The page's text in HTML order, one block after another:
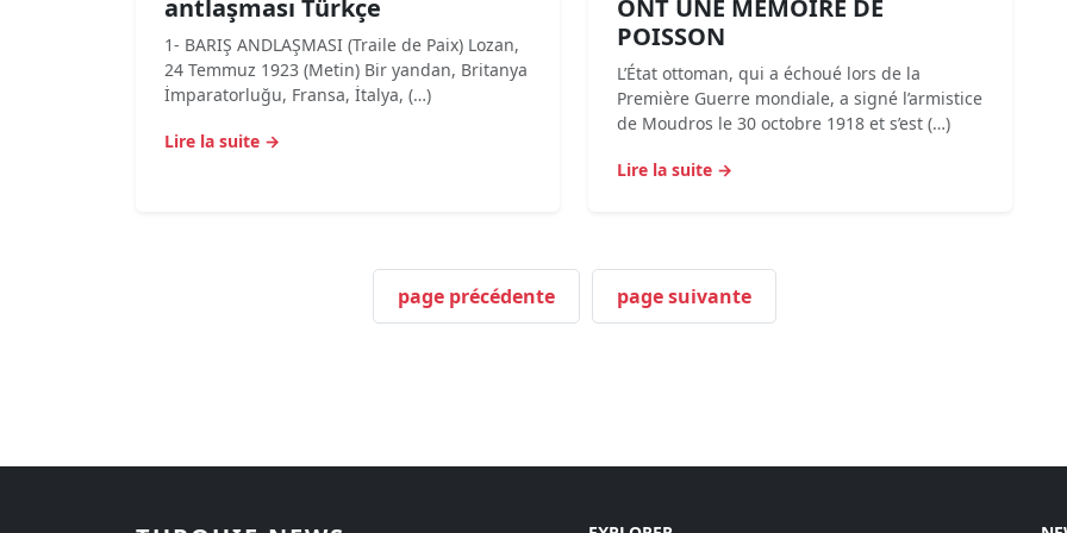
antlaşması Türkçe
1- BARIŞ ANDLAŞMASI (Traile de Paix) Lozan,
24 Temmuz 1923 (Metin) Bir yandan, Britanya
İmparatorluğu, Fransa, İtalya, (…)
Lire la suite →
ONT UNE MÉMOIRE DE
POISSON
L’État ottoman, qui a échoué lors de la
Première Guerre mondiale, a signé l’armistice
de Moudros le 30 octobre 1918 et s’est (…)
Lire la suite →
page précédente page suivante